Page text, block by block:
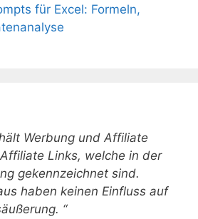
für Excel: Formeln,
Werbung und Affiliate
Links, welche in der
gekennzeichnet sind.
haben keinen Einfluss auf
“